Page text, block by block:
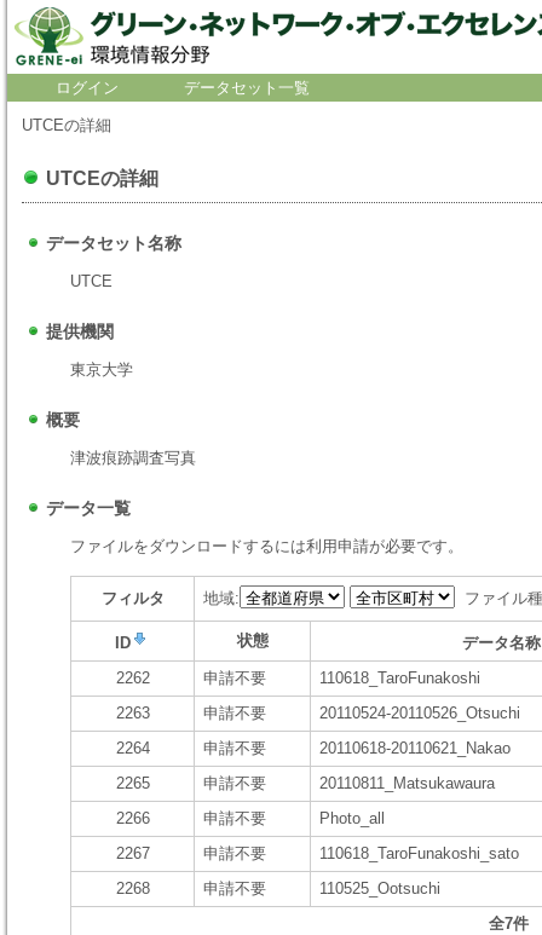
ログイン データセット一覧
UTCEの詳細
UTCEの詳細
データセット名称
UTCE
提供機関
東京大学
概要
津波痕跡調査写真
データ一覧
ファイルをダウンロードするには利用申請が必要です。
フィルタ 地域: ファイル
ID 状態 データ名称
全7件
2262 申請不要
110618_TaroFunakoshi
2263
申請不要
20110524-20110526_Otsuchi
2264
申請不要
20110618-20110621_Nakao
2265
申請不要
20110811_Matsukawaura
2266
申請不要
Photo_all
2267
申請不要
110618_TaroFunakoshi_sato
2268
申請不要 110525_Ootsuchi